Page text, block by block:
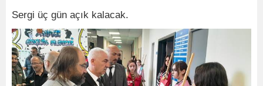
Sergi üç gün açık kalacak.